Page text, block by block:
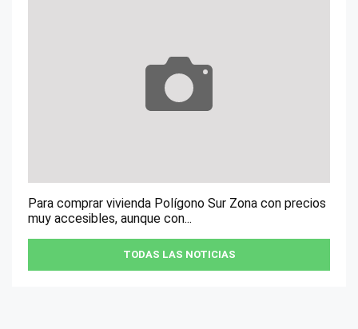
Para comprar vivienda Polígono Sur Zona con precios
muy accesibles, aunque con...
TODAS LAS NOTICIAS